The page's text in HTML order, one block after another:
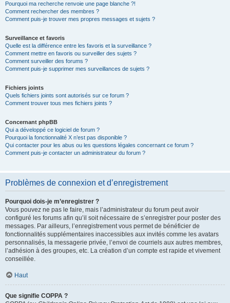
Pourquoi ma recherche renvoie une page blanche ?!
Comment rechercher des membres ?
Comment puis-je trouver mes propres messages et sujets ?
Surveillance et favoris
Quelle est la différence entre les favoris et la surveillance ?
Comment mettre en favoris ou surveiller des sujets ?
Comment surveiller des forums ?
Comment puis-je supprimer mes surveillances de sujets ?
Fichiers joints
Quels fichiers joints sont autorisés sur ce forum ?
Comment trouver tous mes fichiers joints ?
Concernant phpBB
Qui a développé ce logiciel de forum ?
Pourquoi la fonctionnalité X n’est pas disponible ?
Qui contacter pour les abus ou les questions légales concernant ce forum ?
Comment puis-je contacter un administrateur du forum ?
Problèmes de connexion et d’enregistrement
Pourquoi dois-je m’enregistrer ?
Vous pouvez ne pas le faire, mais l’administrateur du forum peut avoir
configuré les forums afin qu’il soit nécessaire de s’enregistrer pour poster des
messages. Par ailleurs, l’enregistrement vous permet de bénéficier de
fonctionnalités supplémentaires inaccessibles aux invités comme les avatars
personnalisés, la messagerie privée, l’envoi de courriels aux autres membres,
l’adhésion à des groupes, etc. La création d’un compte est rapide et vivement
conseillée.
Haut
Que signifie COPPA ?